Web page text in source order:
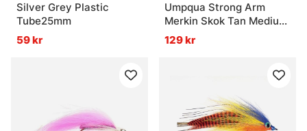
Silver Grey Plastic
Tube25mm
59 kr
Umpqua Strong Arm
Merkin Skok Tan Medium
#2
129 kr